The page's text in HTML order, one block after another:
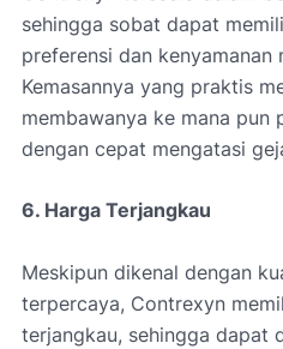
sehingga sobat dapat
preferensi dan kenyamanan
Kemasannya yang praktis
membawanya ke mana pun
dengan cepat mengatasi
6. Harga Terjangkau
Meskipun dikenal dengan
terpercaya, Contrexyn
terjangkau, sehingga dapat